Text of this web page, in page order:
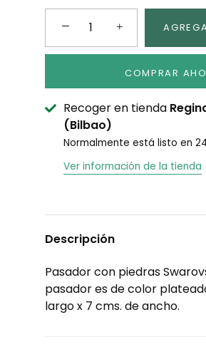
− +
COMPRAR
Recoger en tienda
(Bilbao)
Normalmente está listo en
Ver información de la tienda
Descripción
Pasador con piedras
pasador es de color
largo x 7 cms. de ancho.